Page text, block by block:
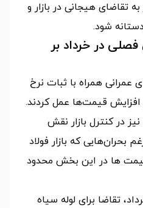
هیجانی در بازار و
شود.
در خرداد بر
عمرانی همراه با ثبات نرخ
افزایش قیمت‌ها عمل کردند.
نیز در کنترل بازار نقش
که بازار فولاد
قیمت ها در این بخش محدود
تقاضا برای لوله سیاه